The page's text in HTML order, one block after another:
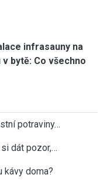
infrasauny na
v bytě: Co všechno
potraviny…
dát pozor,…
kávy doma?